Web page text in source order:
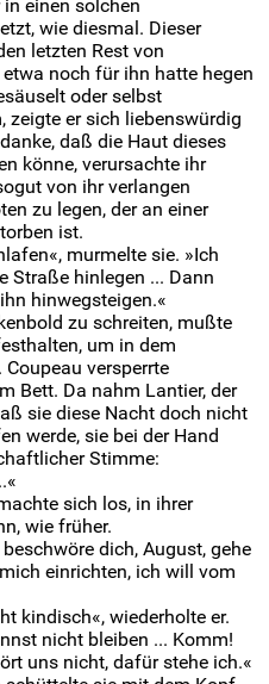
einen solchen
wie diesmal. Dieser
letzten Rest von
noch für ihn hatte hegen
oder selbst
zeigte er sich liebenswürdig
daß die Haut dieses
könne, verursachte ihr
von ihr verlangen
zu legen, der an einer
ist.
murmelte sie. »Ich
Straße hinlegen ... Dann
hinwegsteigen.«
zu schreiten, mußte
um in dem
versperrte
Bett. Da nahm Lantier, der
sie diese Nacht doch nicht
werde, sie bei der Hand
Stimme:
sich los, in ihrer
wie früher.
dich, August, gehe
einrichten, ich will vom
kindisch«, wiederholte er.
nicht bleiben ... Komm!
uns nicht, dafür stehe ich.«